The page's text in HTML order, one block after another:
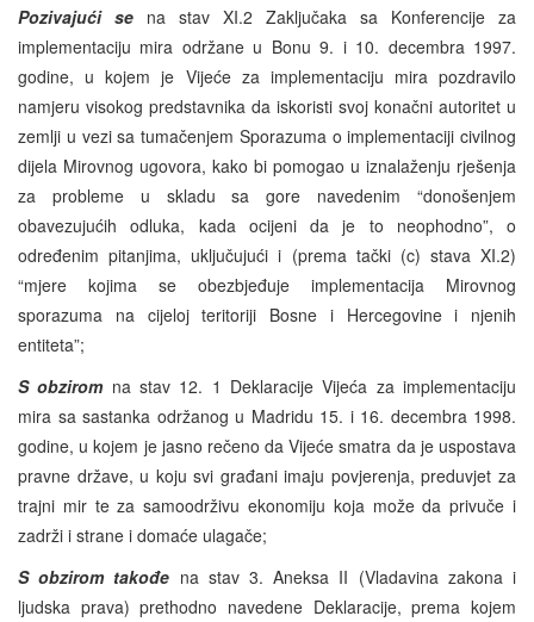
Pozivajući se na stav XI.2 Zaključaka sa Konferencije za
implementaciju mira održane u Bonu 9. i 10. decembra 1997.
godine, u kojem je Vijeće za implementaciju mira pozdravilo
namjeru visokog predstavnika da iskoristi svoj konačni autoritet u
zemlji u vezi sa tumačenjem Sporazuma o implementaciji civilnog
dijela Mirovnog ugovora, kako bi pomogao u iznalaženju rješenja
za probleme u skladu sa gore navedenim “donošenjem
obavezujućih odluka, kada ocijeni da je to neophodno”, o
određenim pitanjima, uključujući i (prema tački (c) stava XI.2)
“mjere kojima se obezbjeđuje implementacija Mirovnog
sporazuma na cijeloj teritoriji Bosne i Hercegovine i njenih
entiteta”;
S obzirom na stav 12. 1 Deklaracije Vijeća za implementaciju
mira sa sastanka održanog u Madridu 15. i 16. decembra 1998.
godine, u kojem je jasno rečeno da Vijeće smatra da je uspostava
pravne države, u koju svi građani imaju povjerenja, preduvjet za
trajni mir te za samoodrživu ekonomiju koja može da privuče i
zadrži i strane i domaće ulagače;
S obzirom takođe na stav 3. Aneksa II (Vladavina zakona i
ljudska prava) prethodno navedene Deklaracije, prema kojem